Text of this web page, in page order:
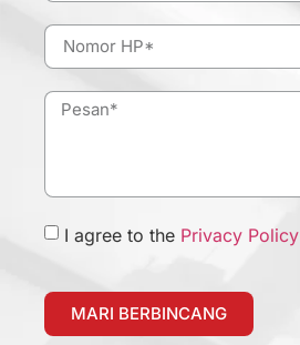
I agree to the Privacy Policy
MARI BERBINCANG